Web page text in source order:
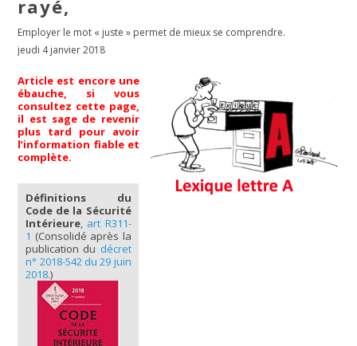
rayé,
Employer le mot « juste » permet de mieux se comprendre.
jeudi 4 janvier 2018
Article est encore une
ébauche, si vous
consultez cette page,
il est sage de revenir
plus tard pour avoir
l’information fiable et
complète.
Définitions du
Code de la Sécurité
Intérieure, art R311-
1 (Consolidé après la
publication du décret
n° 2018-542 du 29 juin
2018.)